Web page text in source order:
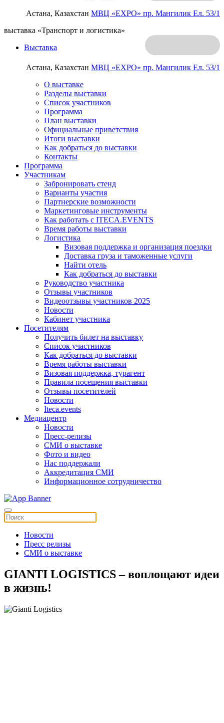
Астана, Казахстан МВЦ «EXPO» пр. Мангилик Ел. 53/1
выставка «Транспорт и логистика»
Астана, Казахстан МВЦ «EXPO» пр. Мангилик Ел. 53/1
Выставка
О выставке
Разделы выставки
Список участников
Программа
План выставки
Официальные приветствия
Итоги выставки
Как добраться до выставки
Контакты
Программа
Участникам
Забронировать стенд
Варианты участия
Партнерские возможности
Маркетинговые инструменты
Как работать с ITECA.EVENTS
Время работы выставки
Логистика
Визовая поддержка и организация поездки
Доставка груза и таможенные услуги
Найти отель
Как добраться до выставки
Руководство участника
Отзывы участников
Видеоотзывы участников 2025
Новости
Кабинет участника
Посетителям
Получить билет на выставку
Список участников
Как добраться до выставки
Время работы выставки
Визовая поддержка, турагент
Правила посещения выставки
Отзывы посетителей
Новости
Iteca.events
Медиацентр
Новости
Пресс-релизы
СМИ о выставке
Фото и видео
Нас поддержали
Аккредитация СМИ
Информационное сотрудничество
Новости
Пресс релизы
СМИ о выставке
GIANTI LOGISTICS – воплощают идеи
в жизнь!